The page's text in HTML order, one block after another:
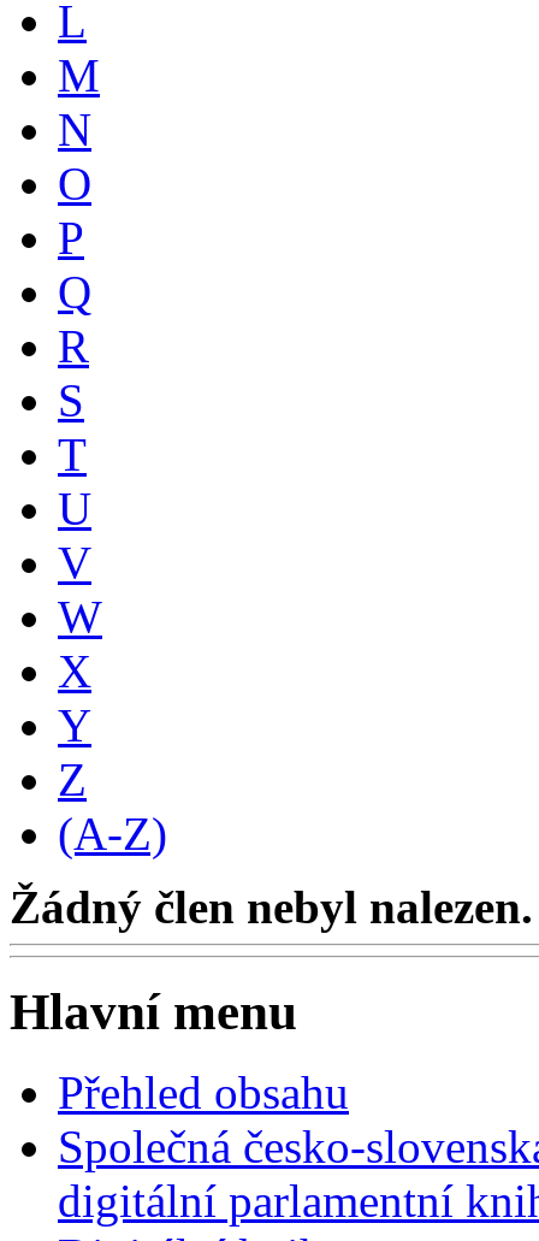
L
M
N
O
P
Q
R
S
T
U
V
W
X
Y
Z
(A-Z)
Žádný člen nebyl nalezen.
Hlavní menu
Přehled obsahu
Společná česko-
digitální parlamentní